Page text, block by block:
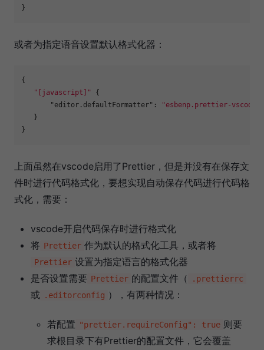
}
或者为指定语音设置默认格式化器：
{
"[javascript]"
{
"editor.defaultFormatter" :
"esbenp.prettier-vscode"
}
}
上面虽然在vscode启用了Prettier，但是并没有在保存文
件时进行代码格式化，要想实现自动保存代码进行代码格
式化，需要：
vscode开启代码保存时进行格式化
将 Prettier 作为默认的格式化工具，或者将
Prettier 设置为指定语言的格式化器
是否设置需要 Prettier 的配置文件（ .prettierrc
或 .editorconfig ），有两种情况：
若配置 "prettier.requireConfig": true 则要
求根目录下有Prettier的配置文件，它会覆盖